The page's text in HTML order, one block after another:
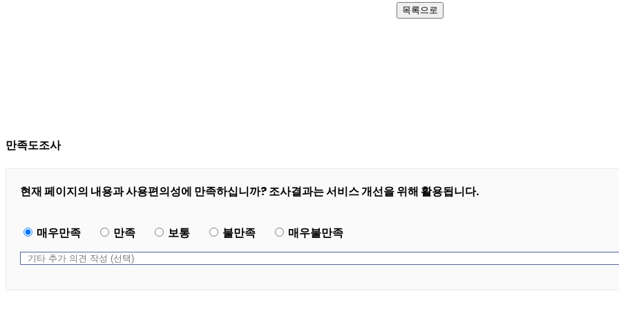
목록으로
만족도조사
현재 페이지의 내용과 사용편의성에 만족하십니까? 조사결과는 서비스 개선을 위해 활용됩니다.
매우만족 만족 보통 불만족 매우불만족